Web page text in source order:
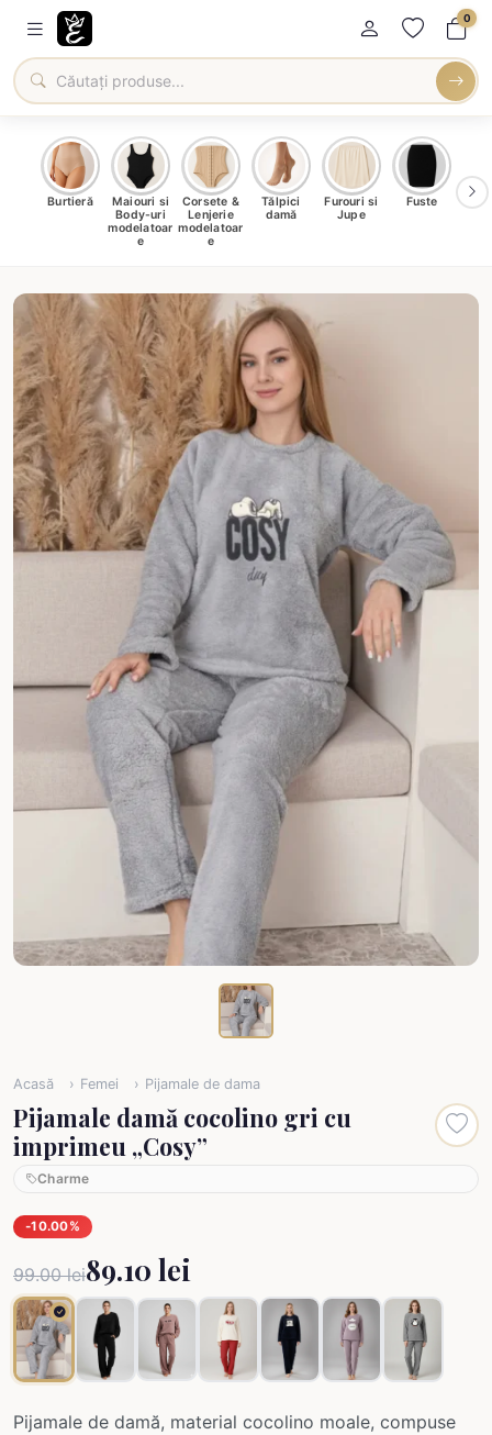
0
Burtieră
Maiouri si
Body-uri
modelatoar
e
Corsete &
Lenjerie
modelatoar
e
Tălpici
damă
Furouri si
Jupe
Fuste
Acasă Femei Pijamale de dama
Pijamale damă cocolino gri cu
imprimeu „Cosy”
Charme
-10.00%
99.00 lei89.10 lei
Pijamale de damă, material cocolino moale, compuse